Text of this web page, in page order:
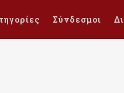
Σύνδεσμοι